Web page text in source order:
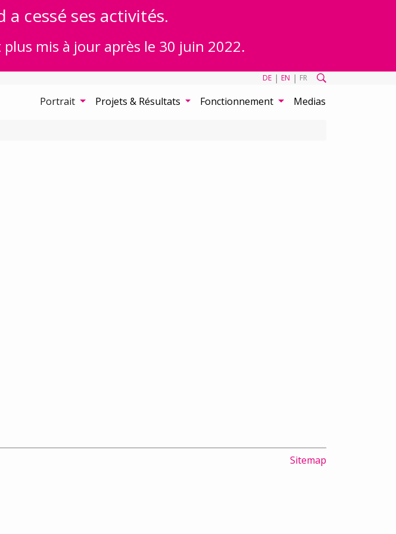
a cessé ses activités.
mis à jour après le 30 juin 2022.
DE | EN | FR
Portrait Projets & Résultats Fonctionnement Medias
Sitemap